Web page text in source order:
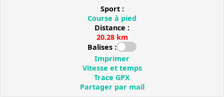
Sport :
Course à pied
Distance :
20.28 km
Balises :
Imprimer
Vitesse et temps
Trace GPX
Partager par mail